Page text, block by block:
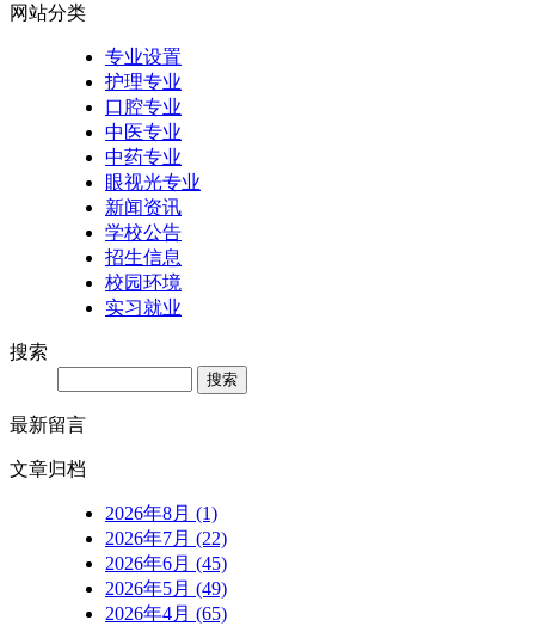
网站分类
专业设置
护理专业
口腔专业
中医专业
中药专业
眼视光专业
新闻资讯
学校公告
招生信息
校园环境
实习就业
搜索
最新留言
文章归档
2026年8月 (1)
2026年7月 (22)
2026年6月 (45)
2026年5月 (49)
2026年4月 (65)